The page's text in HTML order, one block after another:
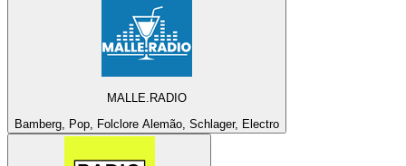
MALLE.RADIO
Bamberg, Pop, Folclore Alemão, Schlager, Electro